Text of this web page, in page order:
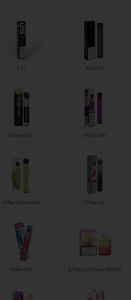
5 EL ADALYA
Allday 2 Go Elf Bar 600
Elfbar Nikotinfrei Elfbar v2
Elfbar 800 Elf Bar Lost Mary BM600